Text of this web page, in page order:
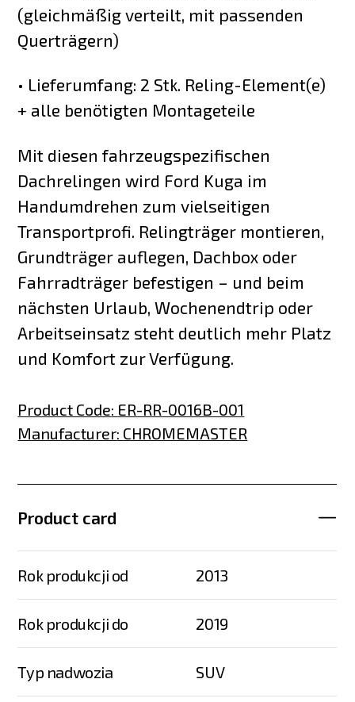
(gleichmäßig verteilt, mit passenden
Querträgern)
• Lieferumfang: 2 Stk. Reling-Element(e)
+ alle benötigten Montageteile
Mit diesen fahrzeugspezifischen
Dachrelingen wird Ford Kuga im
Handumdrehen zum vielseitigen
Transportprofi. Relingträger montieren,
Grundträger auflegen, Dachbox oder
Fahrradträger befestigen – und beim
nächsten Urlaub, Wochenendtrip oder
Arbeitseinsatz steht deutlich mehr Platz
und Komfort zur Verfügung.
Product Code: ER-RR-0016B-001
Manufacturer: CHROMEMASTER
Product card
Rok produkcji od 2013
Rok produkcji do 2019
Typ nadwozia SUV